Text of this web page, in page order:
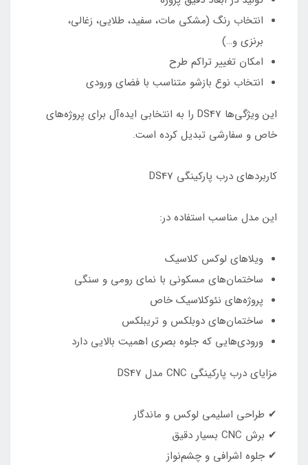
انتخاب رنگ (مشکی مات، سفید، طلایی، زغالی،
برنزی و…)
امکان تغییر تراکم طرح
انتخاب نوع بازشو متناسب با فضای ورودی
این ویژگی‌ها DS47 را به انتخابی ایده‌آل برای پروژه‌های
خاص و سفارشی تبدیل کرده است.
کاربردهای درب پارکینگی DS47
این مدل مناسب استفاده در:
ویلاهای لوکس کلاسیک
ساختمان‌های مسکونی با نمای رومی و سنگی
پروژه‌های نئوکلاسیک خاص
ساختمان‌های دوبلکس و تریبلکس
ورودی‌هایی که جلوه بصری اهمیت بالایی دارد
مزایای درب پارکینگی CNC مدل DS47
✔ طراحی اسلیمی لوکس و ماندگار
✔ برش CNC بسیار دقیق
✔ جلوه اشرافی و چشم‌نواز